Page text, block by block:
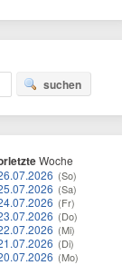
suchen
Woche
(So)
(Sa)
(Fr)
(Do)
(Mi)
(Di)
(Mo)